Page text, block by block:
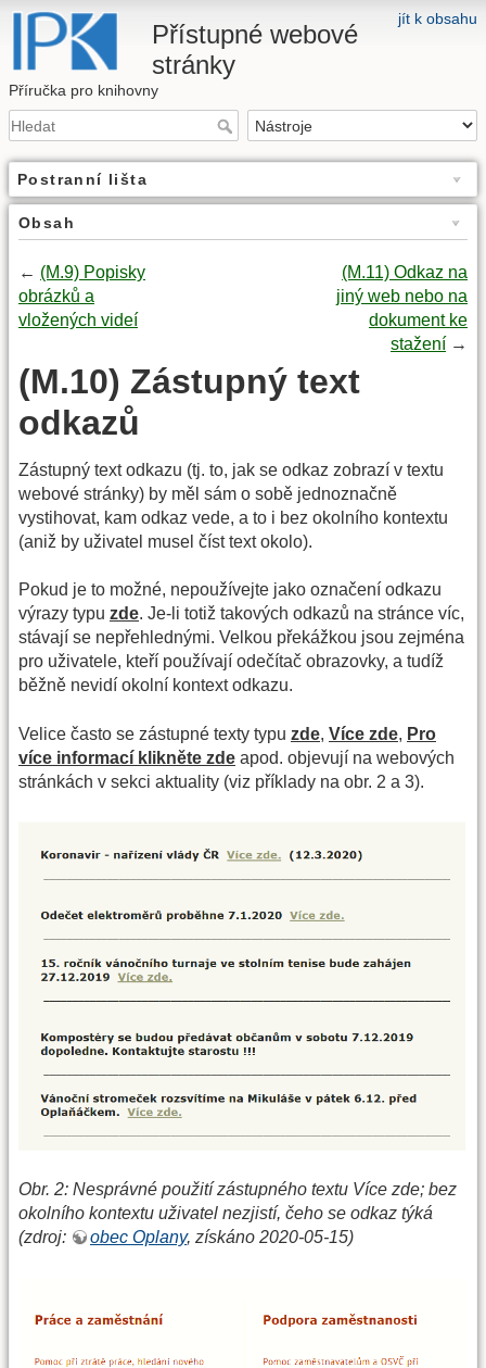
jít k obsahu
Přístupné webové
stránky
Příručka pro knihovny
Postranní lišta
Obsah
← (M.9) Popisky
obrázků a
vložených videí
(M.11) Odkaz na
jiný web nebo na
dokument ke
stažení →
(M.10) Zástupný text
odkazů
Zástupný text odkazu (tj. to, jak se odkaz zobrazí v textu
webové stránky) by měl sám o sobě jednoznačně
vystihovat, kam odkaz vede, a to i bez okolního kontextu
(aniž by uživatel musel číst text okolo).
Pokud je to možné, nepoužívejte jako označení odkazu
výrazy typu zde. Je-li totiž takových odkazů na stránce víc,
stávají se nepřehlednými. Velkou překážkou jsou zejména
pro uživatele, kteří používají odečítač obrazovky, a tudíž
běžně nevidí okolní kontext odkazu.
Velice často se zástupné texty typu zde, Více zde, Pro
více informací klikněte zde apod. objevují na webových
stránkách v sekci aktuality (viz příklady na obr. 2 a 3).
Obr. 2: Nesprávné použití zástupného textu Více zde; bez
okolního kontextu uživatel nezjistí, čeho se odkaz týká
(zdroj:
obec Oplany, získáno 2020-05-15)